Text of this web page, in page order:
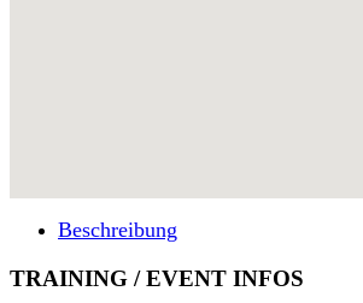
Beschreibung
TRAINING / EVENT INFOS